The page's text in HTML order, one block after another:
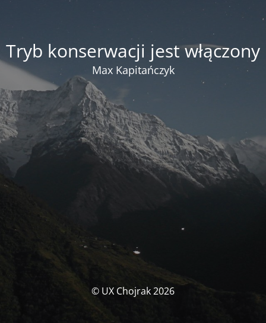
Tryb konserwacji jest włączony
Max Kapitańczyk
© UX Chojrak 2026